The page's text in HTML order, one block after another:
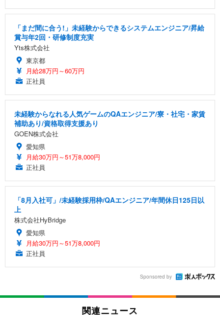
「まだ間に合う!」未経験からできるシステムエンジニア/昇給
賞与年2回・研修制度充実
Yts株式会社
東京都
月給28万円～60万円
正社員
未経験からなれる人気ゲームのQAエンジニア/寮・社宅・家賃
補助あり/資格取得支援あり
GOEN株式会社
愛知県
月給30万円～51万8,000円
正社員
「8月入社可」/未経験採用枠/QAエンジニア/年間休日125日以
上
株式会社HyBridge
愛知県
月給30万円～51万8,000円
正社員
Sponsored by
関連ニュース